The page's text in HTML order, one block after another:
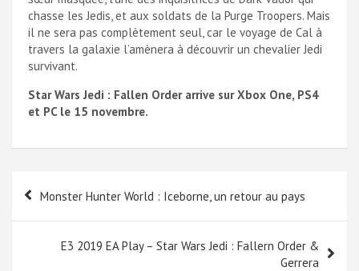
chasse les Jedis, et aux soldats de la Purge Troopers. Mais
il ne sera pas complètement seul, car le voyage de Cal à
travers la galaxie l’amènera à découvrir un chevalier Jedi
survivant.
Star Wars Jedi : Fallen Order arrive sur Xbox One, PS4
et PC le 15 novembre.
Navigation
l’article
Monster Hunter World : Iceborne, un retour au pays
E3 2019 EA Play – Star Wars Jedi : Fallern Order &
Gerrera